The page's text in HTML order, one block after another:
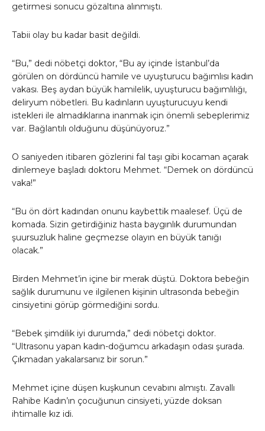
getirmesi sonucu gözaltına alınmıştı.
Tabii olay bu kadar basit değildi.
“Bu,” dedi nöbetçi doktor, “Bu ay içinde İstanbul’da
görülen on dördüncü hamile ve uyuşturucu bağımlısı kadın
vakası. Beş aydan büyük hamilelik, uyuşturucu bağımlılığı,
deliryum nöbetleri. Bu kadınların uyuşturucuyu kendi
istekleri ile almadıklarına inanmak için önemli sebeplerimiz
var. Bağlantılı olduğunu düşünüyoruz.”
O saniyeden itibaren gözlerini fal taşı gibi kocaman açarak
dinlemeye başladı doktoru Mehmet. “Demek on dördüncü
vaka!”
“Bu ön dört kadından onunu kaybettik maalesef. Üçü de
komada. Sizin getirdiğiniz hasta baygınlık durumundan
şuursuzluk haline geçmezse olayın en büyük tanığı
olacak.”
Birden Mehmet’in içine bir merak düştü. Doktora bebeğin
sağlık durumunu ve ilgilenen kişinin ultrasonda bebeğin
cinsiyetini görüp görmediğini sordu.
“Bebek şimdilik iyi durumda,” dedi nöbetçi doktor.
“Ultrasonu yapan kadın-doğumcu arkadaşın odası şurada.
Çıkmadan yakalarsanız bir sorun.”
Mehmet içine düşen kuşkunun cevabını almıştı. Zavallı
Rahibe Kadın’ın çocuğunun cinsiyeti, yüzde doksan
ihtimalle kız idi.